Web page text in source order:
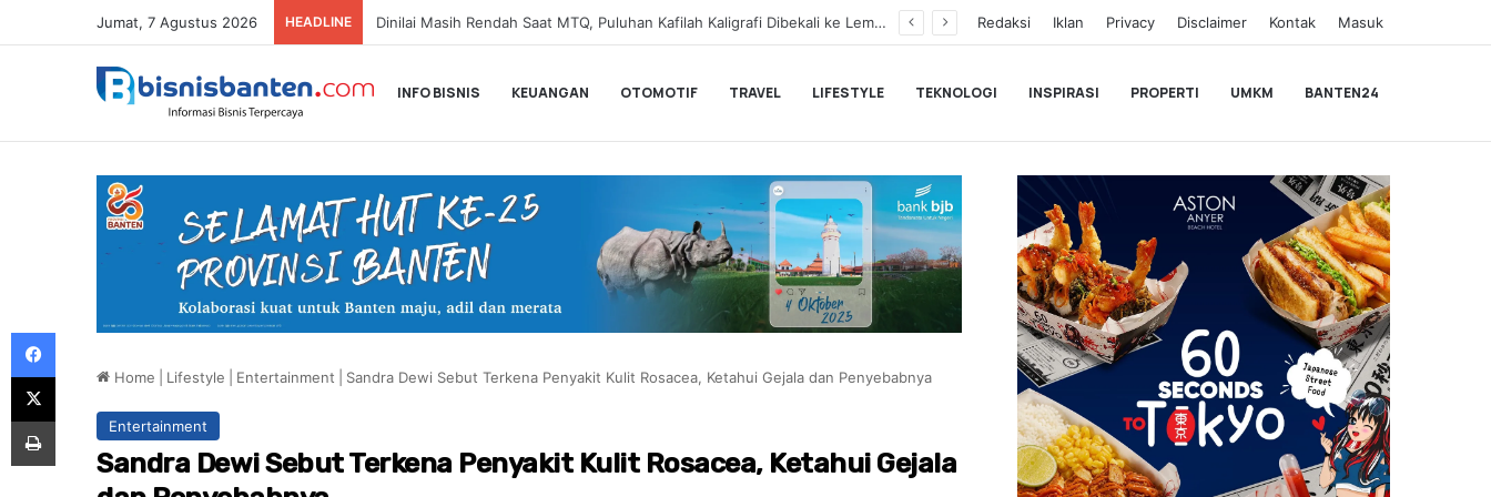
Jumat, 7 Agustus 2026 HEADLINE Dinilai Masih Rendah Saat MTQ, Puluhan Kafilah Kaligrafi Dibekali ke Lemka Sukabumi Redaksi Iklan Privacy Disclaimer Kontak Masuk
INFO BISNIS KEUANGAN OTOMOTIF TRAVEL LIFESTYLE TEKNOLOGI INSPIRASI PROPERTI UMKM BANTEN24
Home Lifestyle Entertainment Sandra Dewi Sebut Terkena Penyakit Kulit Rosacea, Ketahui Gejala dan Penyebabnya
Entertainment
Sandra Dewi Sebut Terkena Penyakit Kulit Rosacea, Ketahui Gejala
Facebook